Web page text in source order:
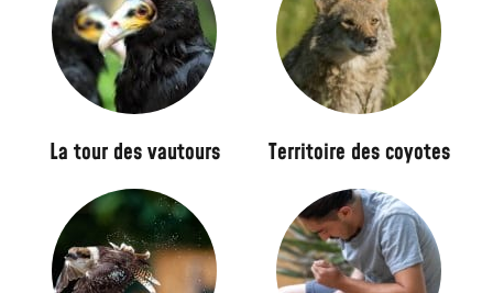
a
u
v
s
GROUPES
INFOS PRATIQUES
La tour des vautours Territoire des coyotes